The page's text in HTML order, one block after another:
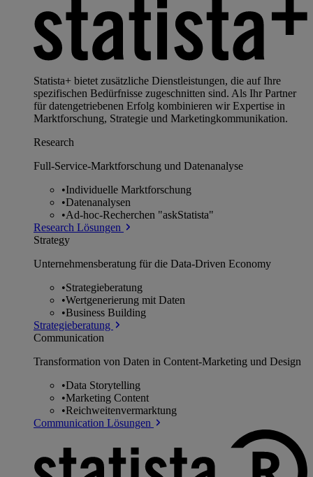
Statista+ bietet zusätzliche Dienstleistungen, die auf Ihre
spezifischen Bedürfnisse zugeschnitten sind. Als Ihr Partner
für datengetriebenen Erfolg kombinieren wir Expertise in
Marktforschung, Strategie und Marketingkommunikation.
Research
Full-Service-Marktforschung und Datenanalyse
•Individuelle Marktforschung
•Datenanalysen
•Ad-hoc-Recherchen "askStatista"
Research Lösungen
Strategy
Unternehmens­beratung für die Data-Driven Economy
•Strategieberatung
•Wertgenerierung mit Daten
•Business Building
Strategieberatung
Communication
Transformation von Daten in Content-Marketing und Design
•Data Storytelling
•Marketing Content
•Reichweitenvermarktung
Communication Lösungen